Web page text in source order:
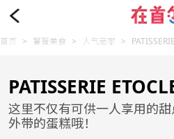
首页 > 饕餮美食 > 人气商家 >
PATISSERIE
这里不仅有可供一人享用的
外带的蛋糕哦！